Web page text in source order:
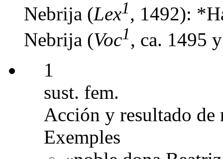
Nebrija (Lex1, 1492):
Nebrija (Voc1, ca. 1495
1
sust. fem.
Acción y resultado de
Exemples